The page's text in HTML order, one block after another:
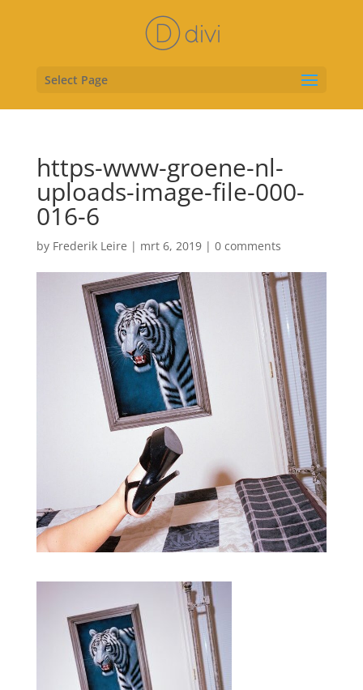
Select Page
https-www-groene-nl-
uploads-image-file-000-
016-6
by Frederik Leire | mrt 6, 2019| 0 comments